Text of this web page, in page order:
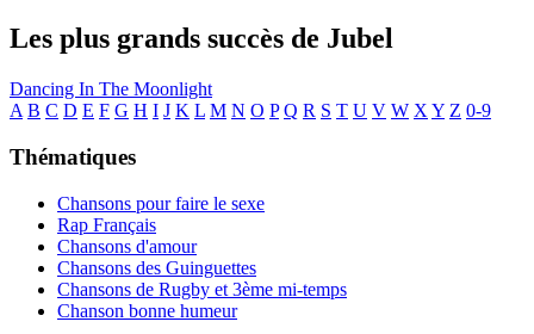
Les plus grands succès de Jubel
Dancing In The Moonlight
A B C D E F G H I J K L M N O P Q R S T U V W X Y Z 0-9
Thématiques
Chansons pour faire le sexe
Rap Français
Chansons d'amour
Chansons des Guinguettes
Chansons de Rugby et 3ème mi-temps
Chanson bonne humeur